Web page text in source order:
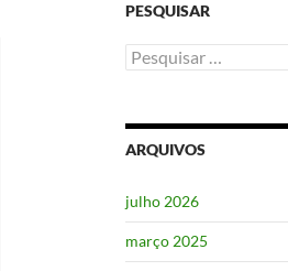
PESQUISAR
Pesquisar
por:
ARQUIVOS
julho 2026
março 2025